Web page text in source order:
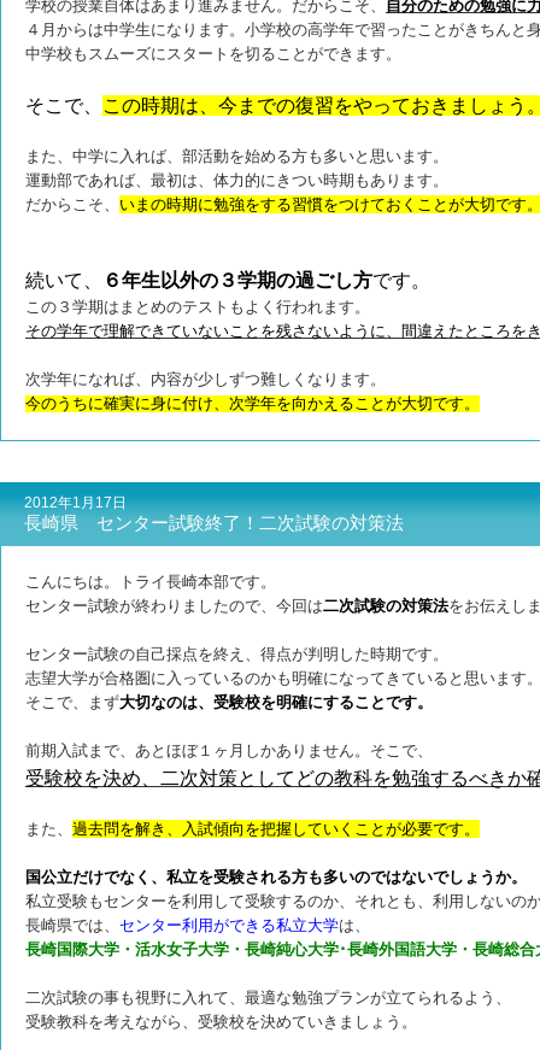
学校の授業自体はあまり進みません。だからこそ、 自分のための勉強に
４月からは中学生になります。小学校の高学年で習ったことがきちんと
中学校もスムーズにスタートを切ることができます。
そこで、 この時期は、今までの復習をやっておきましょう
また、中学に入れば、部活動を始める方も多いと思います。
運動部であれば、最初は、体力的にきつい時期もあります。
だからこそ、 いまの時期に勉強をする習慣をつけておくことが大切です
続いて、 ６年生以外の３学期の過ごし方です。
この３学期はまとめのテストもよく行われます。
その学年で理解できていないことを残さないように、間違えたところを
次学年になれば、内容が少しずつ難しくなります。
今のうちに確実に身に付け、次学年を向かえることが大切です。
2012年1月17日
長崎県 センター試験終了！二次試験の対策法
こんにちは。トライ長崎本部です。
センター試験が終わりましたので、今回は二次試験の対策法をお伝えし
センター試験の自己採点を終え、得点が判明した時期です。
志望大学が合格圏に入っているのかも明確になってきていると思います
そこで、まず大切なのは、受験校を明確にすることです。
前期入試まで、あとほぼ１ヶ月しかありません。 そこで、
受験校を決め、二次対策としてどの教科を勉強するべきか
また、 過去問を解き、入試傾向を把握していくことが必要です。
国公立だけでなく、私立を受験される方も多いのではないでしょうか。
私立受験もセンターを利用して受験するのか、それとも、利用しないの
長崎県では、 センター利用ができる私立大学は、
長崎国際大学・活水女子大学・長崎純心大学･長崎外国語大学・長崎総合
二次試験の事も視野に入れて、最適な勉強プランが立てられるよう、
受験教科を考えながら、受験校を決めていきましょう。